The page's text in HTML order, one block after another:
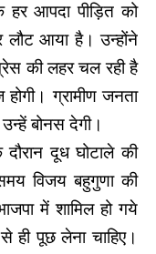
हर आपदा पीड़ित को
लौट आया है। उन्होंने
की लहर चल रही है
ग्रामीण जनता
बोनस देगी।
दूध घोटाले की
विजय बहुगुणा की
में शामिल हो गये
ही पूछ लेना चाहिए।